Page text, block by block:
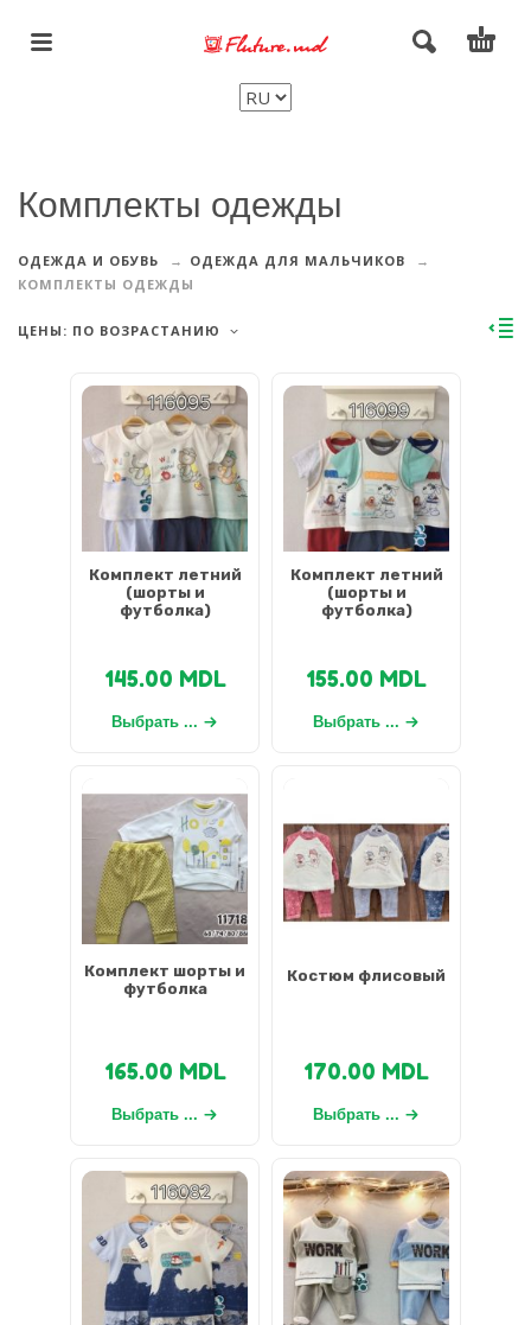
Комплекты одежды
ОДЕЖДА И ОБУВЬ
ОДЕЖДА ДЛЯ МАЛЬЧИКОВ
КОМПЛЕКТЫ ОДЕЖДЫ
ЦЕНЫ: ПО ВОЗРАСТАНИЮ
Комплект летний
(шорты и
футболка)
145.00 MDL
Выбрать ...
Комплект летний
(шорты и
футболка)
155.00 MDL
Выбрать ...
Комплект шорты и
футболка
165.00 MDL
Выбрать ...
Костюм флисовый
170.00 MDL
Выбрать ...